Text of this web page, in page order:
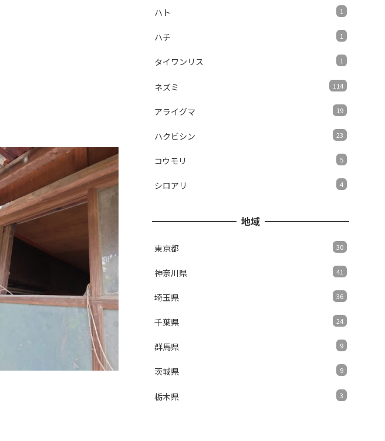
ハト 1
ハチ 1
タイワンリス 1
ネズミ 114
アライグマ 19
ハクビシン 23
コウモリ 5
シロアリ 4
地域
東京都 30
神奈川県 41
埼玉県 36
千葉県 24
群馬県 9
茨城県 9
栃木県 3